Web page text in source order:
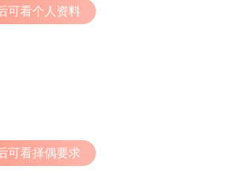
可看个人资料
可看择偶要求